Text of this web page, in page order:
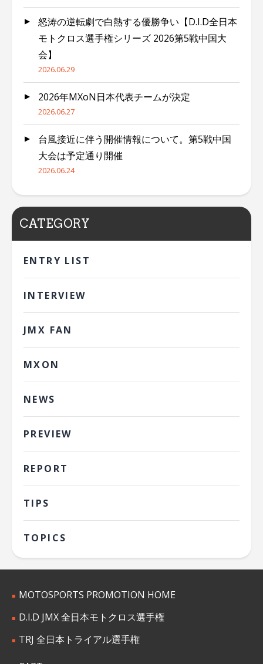
怒涛の逆転劇で白熱する優勝争い【D.I.D全日本
モトクロス選手権シリーズ 2026第5戦中国大
会】
2026.06.29
2026年MXoN日本代表チームが決定
2026.06.27
台風接近に伴う開催情報について。第5戦中国
大会は予定通り開催
2026.06.24
CATEGORY
ENTRY LIST
INTERVIEW
JMX FAN
MXON
NEWS
PREVIEW
REPORT
TIPS
TOPICS
MOTOSPORTS PROMOTION HOME
D.I.D JMX 全日本モトクロス選手権
TRJ 全日本トライアル選手権